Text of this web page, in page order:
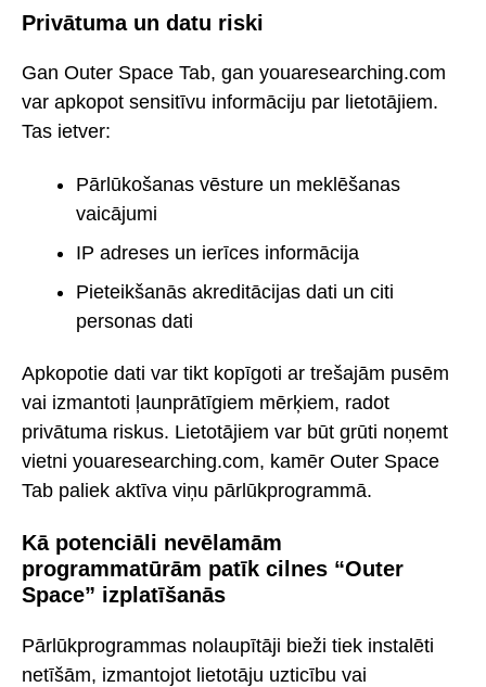
Privātuma un datu riski
Gan Outer Space Tab, gan youaresearching.com
var apkopot sensitīvu informāciju par lietotājiem.
Tas ietver:
Pārlūkošanas vēsture un meklēšanas
vaicājumi
IP adreses un ierīces informācija
Pieteikšanās akreditācijas dati un citi
personas dati
Apkopotie dati var tikt kopīgoti ar trešajām pusēm
vai izmantoti ļaunprātīgiem mērķiem, radot
privātuma riskus. Lietotājiem var būt grūti noņemt
vietni youaresearching.com, kamēr Outer Space
Tab paliek aktīva viņu pārlūkprogrammā.
Kā potenciāli nevēlamām
programmatūrām patīk cilnes “Outer
Space” izplatīšanās
Pārlūkprogrammas nolaupītāji bieži tiek instalēti
netīšām, izmantojot lietotāju uzticību vai